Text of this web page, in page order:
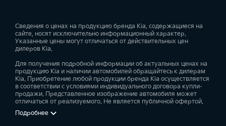
Сведения о ценах на продукцию бренда Kia, содержащиеся на
сайте, носят исключительно информационный характер.
Указанные цены могут отличаться от действительных цен
дилеров Kia.
Для получения подробной информации об актуальных ценах на
продукцию Kia и наличии автомобилей обращайтесь к дилерам
Kia. Приобретение любой продукции бренда Kia осуществляется
в соответствии с условиями индивидуального договора купли-
продажи. Представленное изображение автомобиля может
отличаться от реализуемого. Не является публичной офертой.
Подробнее